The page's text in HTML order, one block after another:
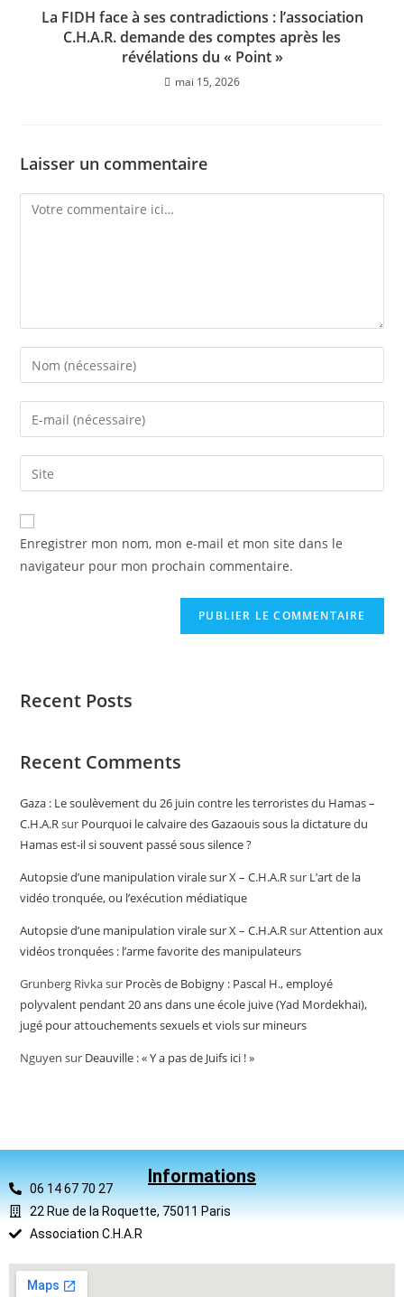
La FIDH face à ses contradictions : l’association
C.H.A.R. demande des comptes après les
révélations du « Point »
mai 15, 2026
Laisser un commentaire
Enregistrer mon nom, mon e-mail et mon site dans le
navigateur pour mon prochain commentaire.
Recent Posts
Recent Comments
Gaza : Le soulèvement du 26 juin contre les terroristes du Hamas –
C.H.A.Rsur Pourquoi le calvaire des Gazaouis sous la dictature du
Hamas est-il si souvent passé sous silence ?
Autopsie d’une manipulation virale sur X – C.H.A.Rsur L’art de la
vidéo tronquée, ou l’exécution médiatique
Autopsie d’une manipulation virale sur X – C.H.A.RsurAttention aux
vidéos tronquées : l’arme favorite des manipulateurs
Grunberg Rivkasur Procès de Bobigny : Pascal H., employé
polyvalent pendant 20 ans dans une école juive (Yad Mordekhai),
jugé pour attouchements sexuels et viols sur mineurs
Nguyen sur Deauville : « Y a pas de Juifs ici ! »
Informations
06 14 67 70 27
22 Rue de la Roquette, 75011 Paris
Association C.H.A.R